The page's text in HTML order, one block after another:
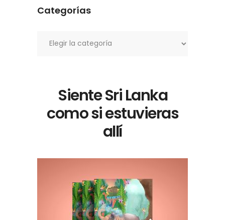
Categorías
Siente Sri Lanka
como si estuvieras
allí